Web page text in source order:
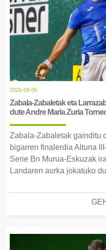
2026-08-06
Zabala-Zabaletak eta
dute Andre Maria Zuria
Zabala-Zabaletak gainditu
bigarren finalerdia Altuna
Serie Bn Murua-Eskuzak
Landaren aurka jokatuko